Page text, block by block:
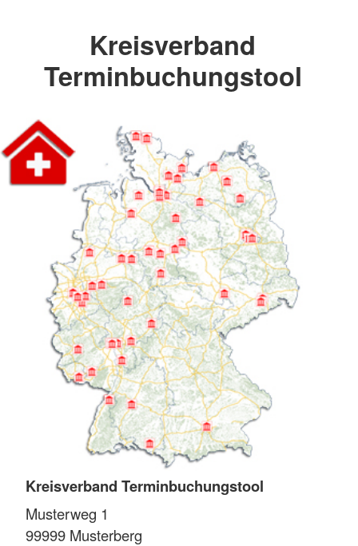
Kreisverband
Terminbuchungstool
Kreisverband Terminbuchungstool
Musterweg 1
99999 Musterberg